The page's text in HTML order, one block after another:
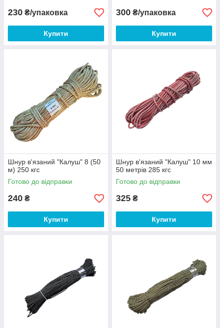
230 ₴/упаковка
Купити
300 ₴/упаковка
Купити
Шнур в'язаний "Калуш" 8 (50
м) 250 кгс
Готово до відправки
240 ₴
Купити
Шнур в'язаний "Калуш" 10 мм
50 метрів 285 кгс
Готово до відправки
325 ₴
Купити